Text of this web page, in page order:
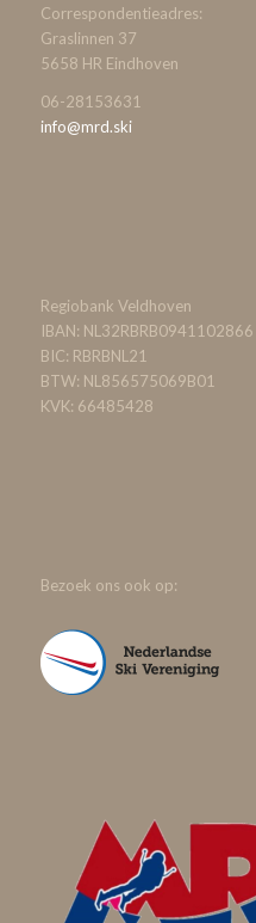
Correspondentieadres:
Graslinnen 37
5658 HR Eindhoven
06-28153631
info@mrd.ski
Regiobank Veldhoven
IBAN: NL32RBRB0941102866
BIC: RBRBNL21
BTW: NL856575069B01
KVK: 66485428
Bezoek ons ook op: